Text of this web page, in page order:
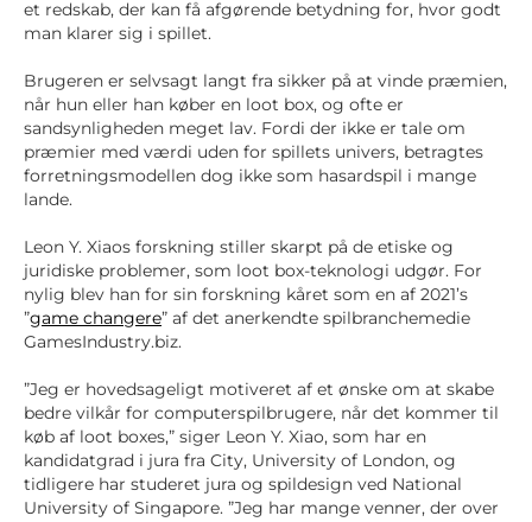
et redskab, der kan få afgørende betydning for, hvor godt
man klarer sig i spillet.
Brugeren er selvsagt langt fra sikker på at vinde præmien,
når hun eller han køber en loot box, og ofte er
sandsynligheden meget lav. Fordi der ikke er tale om
præmier med værdi uden for spillets univers, betragtes
forretningsmodellen dog ikke som hasardspil i mange
lande.
Leon Y. Xiaos forskning stiller skarpt på de etiske og
juridiske problemer, som loot box-teknologi udgør. For
nylig blev han for sin forskning kåret som en af 2021’s
”game changere” af det anerkendte spilbranchemedie
GamesIndustry.biz.
”Jeg er hovedsageligt motiveret af et ønske om at skabe
bedre vilkår for computerspilbrugere, når det kommer til
køb af loot boxes,” siger Leon Y. Xiao, som har en
kandidatgrad i jura fra City, University of London, og
tidligere har studeret jura og spildesign ved National
University of Singapore. ”Jeg har mange venner, der over